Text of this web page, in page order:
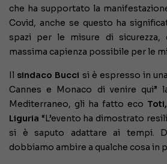
che ha supportato la
Covid, anche se questo ha
spazi per le misure di
massima capienza possibile per le
Il sindaco Bucci si è espresso in
Cannes e Monaco di venire qui”
Mediterraneo, gli ha fatto eco
Liguria “L’evento ha dimostrato
si è saputo adattare ai tempi.
dobbiamo ambire a qualche cosa in